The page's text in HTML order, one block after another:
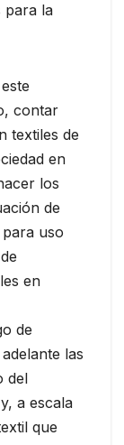
para la
contar
textiles de
en
los
de
uso
en
de
las
del
a escala
que